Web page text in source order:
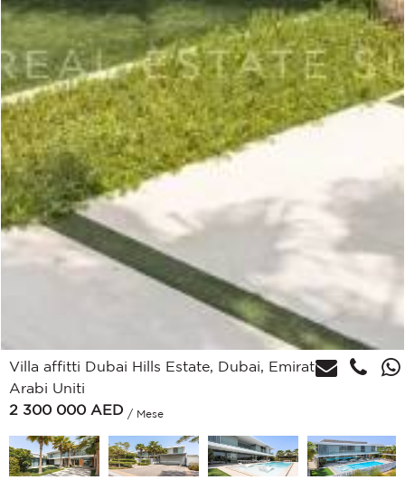
Villa affitti Dubai Hills Estate, Dubai, Emirati
Arabi Uniti
2 300 000 AED / Mese